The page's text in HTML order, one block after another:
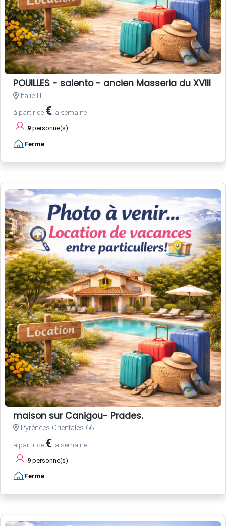
POUILLES - salento - ancien Masseria du XVIII
Italie IT
à partir de € la semaine
9 personne(s)
Ferme
maison sur Canigou- Prades.
Pyrénées-Orientales 66
à partir de € la semaine
9 personne(s)
Ferme